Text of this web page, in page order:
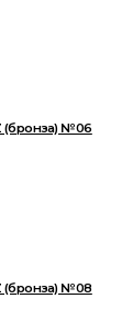
(бронза) №06
(бронза) №08